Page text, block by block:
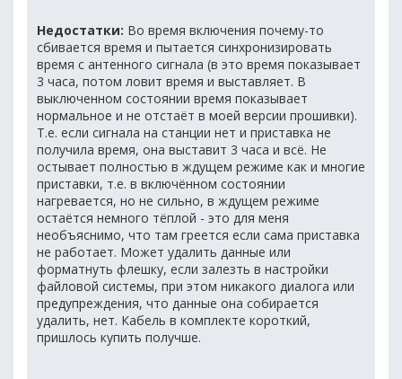
Недостатки: Во время включения почему-то
сбивается время и пытается синхронизировать
время с антенного сигнала (в это время показывает
3 часа, потом ловит время и выставляет. В
выключенном состоянии время показывает
нормальное и не отстаёт в моей версии прошивки).
Т.е. если сигнала на станции нет и приставка не
получила время, она выставит 3 часа и всё. Не
остывает полностью в ждущем режиме как и многие
приставки, т.е. в включённом состоянии
нагревается, но не сильно, в ждущем режиме
остаётся немного тёплой - это для меня
необъяснимо, что там греется если сама приставка
не работает. Может удалить данные или
форматнуть флешку, если залезть в настройки
файловой системы, при этом никакого диалога или
предупреждения, что данные она собирается
удалить, нет. Кабель в комплекте короткий,
пришлось купить получше.